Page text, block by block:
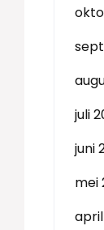
juli
juni
mei